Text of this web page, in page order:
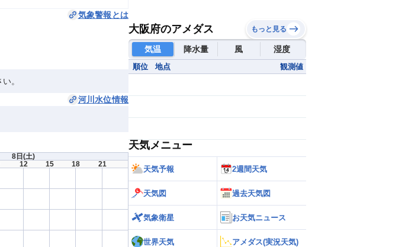
気象警報とは
。
河川水位情報
8日 (土)
12 15 18 21
大阪府のアメダス もっと見る
気温 降水量 風 湿度
順位 地点 観測値
天気メニュー
天気予報 2週間天気
天気図 過去天気図
気象衛星 お天気ニュース
世界天気 アメダス(実況天気)